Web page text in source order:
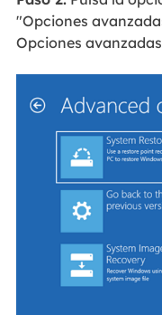
"Opciones
Opciones